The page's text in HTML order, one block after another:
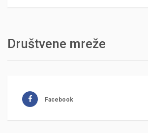
Društvene mreže
Facebook